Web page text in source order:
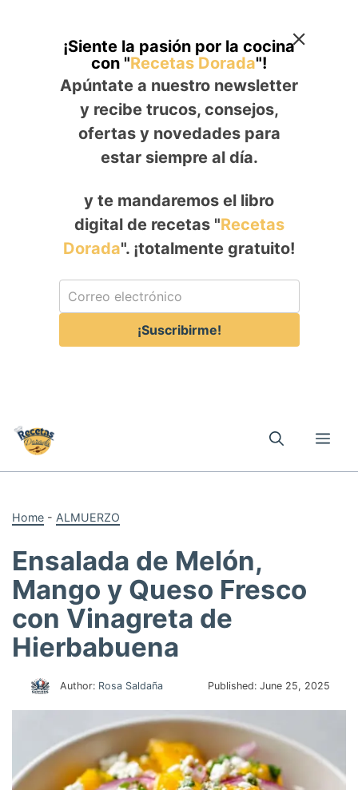
content
Home - ALMUERZO
Ensalada de Melón,
Mango y Queso Fresco
con Vinagreta de
Hierbabuena
Author: Rosa Saldaña Published: June 25, 2025
¡Siente la pasión por la cocina
con "Recetas Dorada"!
Apúntate a nuestro newsletter
y recibe trucos, consejos,
ofertas y novedades para
estar siempre al día.
y te mandaremos el libro
digital de recetas "Recetas
Dorada". ¡totalmente gratuito!
¡Suscribirme!